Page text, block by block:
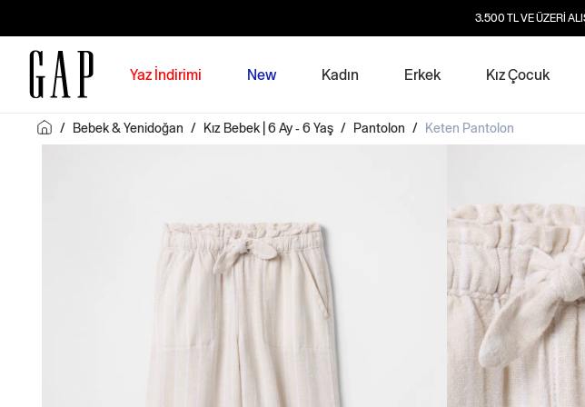
3.500 TL VE ÜZERİ
Yaz İndirimi New Kadın Erkek Kız Çocuk
/ Bebek & Yenidoğan / Kız Bebek | 6 Ay - 6 Yaş / Pantolon / Keten Pantolon